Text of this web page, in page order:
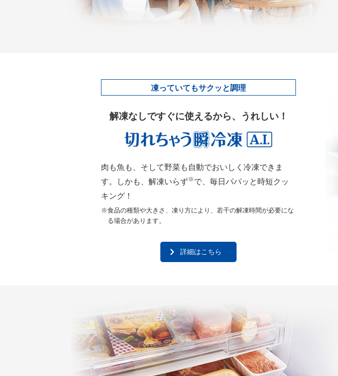
凍っていてもサクッと調理
解凍なしですぐに使えるから、うれしい！
肉も魚も、そして野菜も自動でおいしく冷凍できま
す。しかも、解凍いらず※で、毎日パパッと時短クッ
キング！
※食品の種類や大きさ、凍り方により、若干の解凍時間が必要にな
る場合があります。
詳細はこちら